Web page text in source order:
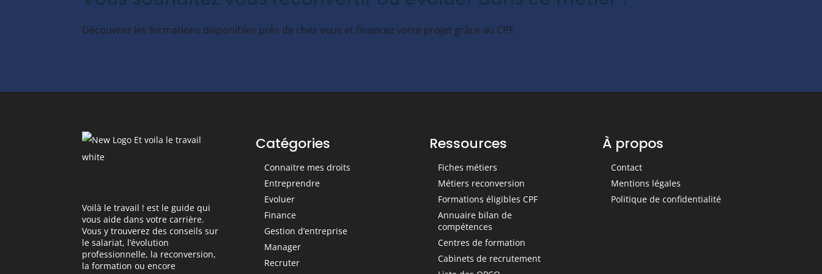
Découvrez les formations disponibles près de chez vous et financez votre projet grâce au CPF.
Voilà le travail ! est le guide qui
vous aide dans votre carrière.
Vous y trouverez des conseils sur
le salariat, l’évolution
professionnelle, la reconversion,
la formation ou encore
Catégories
Connaitre mes droits
Entreprendre
Evoluer
Finance
Gestion d’entreprise
Manager
Recruter
Ressources
Fiches métiers
Métiers reconversion
Formations éligibles CPF
Annuaire bilan de
compétences
Centres de formation
Cabinets de recrutement
À propos
Contact
Mentions légales
Politique de confidentialité